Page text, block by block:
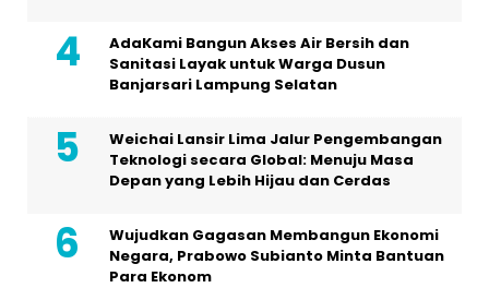
AdaKami Bangun Akses Air Bersih dan
Sanitasi Layak untuk Warga Dusun
Banjarsari Lampung Selatan
Weichai Lansir Lima Jalur Pengembangan
Teknologi secara Global: Menuju Masa
Depan yang Lebih Hijau dan Cerdas
Wujudkan Gagasan Membangun Ekonomi
Negara, Prabowo Subianto Minta Bantuan
Para Ekonom